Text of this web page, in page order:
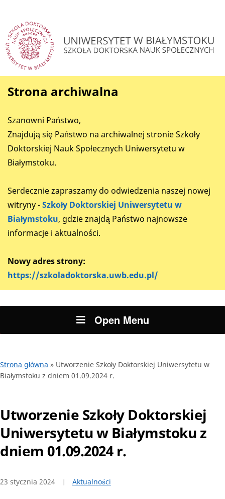
Strona archiwalna
Szanowni Państwo,
Znajdują się Państwo na archiwalnej stronie Szkoły
Doktorskiej Nauk Społecznych Uniwersytetu w
Białymstoku.
Serdecznie zapraszamy do odwiedzenia naszej nowej
witryny -Szkoły Doktorskiej Uniwersytetu w
Białymstoku, gdzie znajdą Państwo najnowsze
informacje i aktualności.
Nowy adres strony:
https://szkoladoktorska.uwb.edu.pl/
Open Menu
Strona główna » Utworzenie Szkoły Doktorskiej Uniwersytetu w
Białymstoku z dniem 01.09.2024 r.
Utworzenie Szkoły Doktorskiej
Uniwersytetu w Białymstoku z
dniem 01.09.2024 r.
23 stycznia 2024 Aktualności